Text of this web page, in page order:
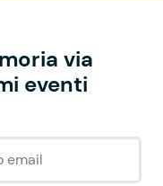
via
eventi